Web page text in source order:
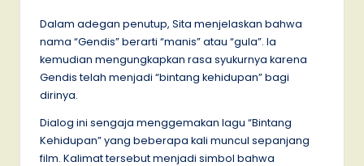
Dalam adegan penutup, Sita menjelaskan bahwa
nama “Gendis” berarti “manis” atau “gula”. Ia
kemudian mengungkapkan rasa syukurnya karena
Gendis telah menjadi “bintang kehidupan” bagi
dirinya.
Dialog ini sengaja menggemakan lagu “Bintang
Kehidupan” yang beberapa kali muncul sepanjang
film. Kalimat tersebut menjadi simbol bahwa